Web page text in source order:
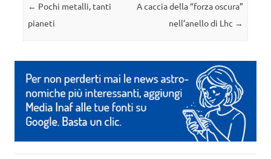
Navigazione articolo
← Pochi metalli, tanti
pianeti
A caccia della “forza oscura”
nell’anello di Lhc →